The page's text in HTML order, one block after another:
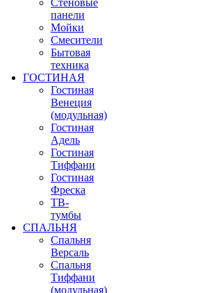
Стеновые
панели
Мойки
Смесители
Бытовая
техника
ГОСТИНАЯ
Гостиная
Венеция
(модульная)
Гостиная
Адель
Гостиная
Тиффани
Гостиная
Фреска
ТВ-
тумбы
СПАЛЬНЯ
Спальня
Версаль
Спальня
Тиффани
(модульная)